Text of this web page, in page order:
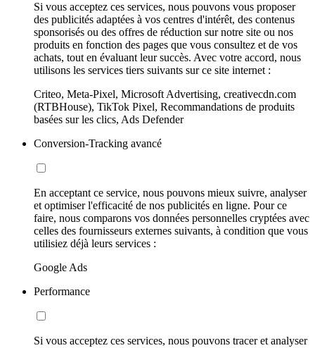
Si vous acceptez ces services, nous pouvons vous proposer
des publicités adaptées à vos centres d'intérêt, des contenus
sponsorisés ou des offres de réduction sur notre site ou nos
produits en fonction des pages que vous consultez et de vos
achats, tout en évaluant leur succès. Avec votre accord, nous
utilisons les services tiers suivants sur ce site internet :
Criteo, Meta-Pixel, Microsoft Advertising, creativecdn.com
(RTBHouse), TikTok Pixel, Recommandations de produits
basées sur les clics, Ads Defender
Conversion-Tracking avancé
En acceptant ce service, nous pouvons mieux suivre, analyser
et optimiser l'efficacité de nos publicités en ligne. Pour ce
faire, nous comparons vos données personnelles cryptées avec
celles des fournisseurs externes suivants, à condition que vous
utilisiez déjà leurs services :
Google Ads
Performance
Si vous acceptez ces services, nous pouvons tracer et analyser